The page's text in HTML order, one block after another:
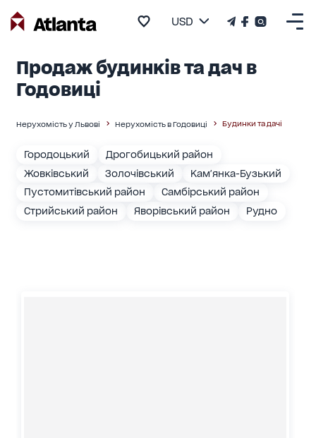
USD
Продаж будинків та дач в
Годовиці
Нерухомість у Львові Нерухомість в Годовиці Будинки та дачі
Городоцький
Дрогобицький район
Жовківський
Золочівський
Кам'янка-Бузький
Пустомитівський район
Самбірський район
Стрийський район
Яворівський район Рудно